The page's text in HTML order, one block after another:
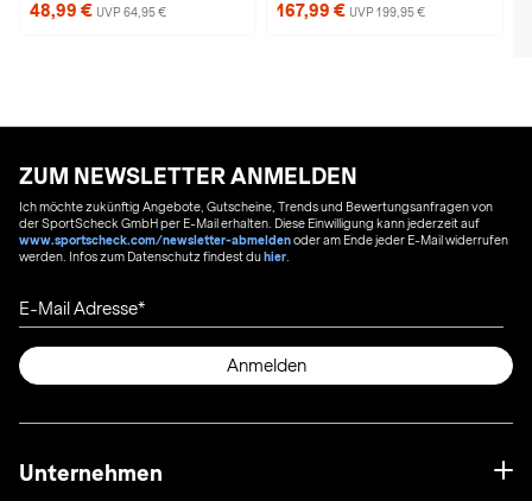
48,99 € UVP 64,95 € 167,99 € UVP 199,95 €
ZUM NEWSLETTER ANMELDEN
Ich möchte zukünftig Angebote, Gutscheine, Trends und Bewertungsanfragen von
der SportScheck GmbH per E-Mail erhalten. Diese Einwilligung kann jederzeit auf
www.sportscheck.com/newsletter-abmeldenoder am Ende jeder E-Mail widerrufen
werden. Infos zum Datenschutz findest duhier
E-Mail Adresse
Anmelden
Unternehmen